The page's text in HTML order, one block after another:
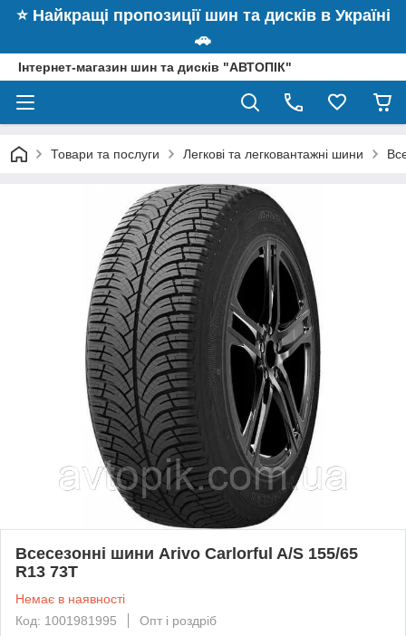
⭐️ Найкращі пропозиції шин та дисків в Україні
🚗
Інтернет-магазин шин та дисків "АВТОПІК"
Товари та послуги Легкові та легковантажні шини
Всесезонні шини Arivo Carlorful A/S 155/65
R13 73T
Немає в наявності
Код: 1001981995
Опт і роздріб